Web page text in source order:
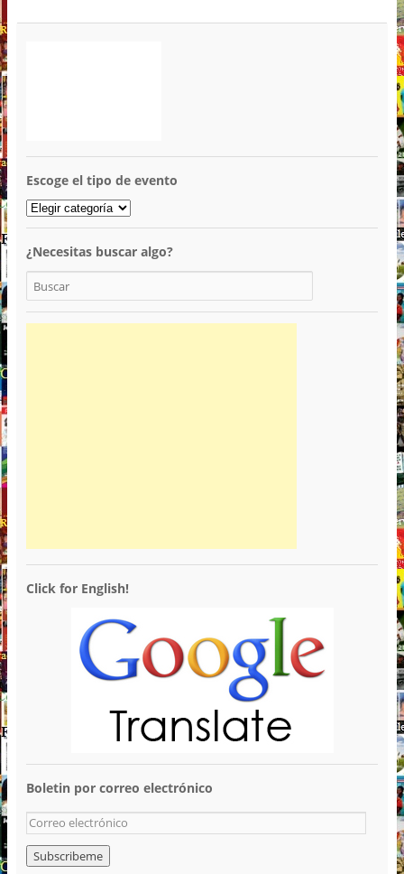
Escoge el tipo de evento
¿Necesitas buscar algo?
Click for English!
Boletin por correo electrónico